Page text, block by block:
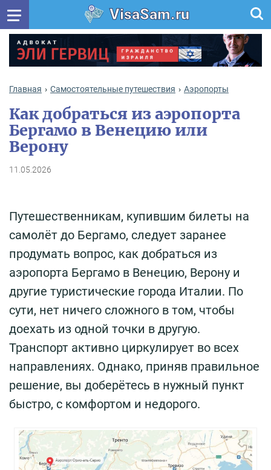
VisaSam.ru
Главная Самостоятельные путешествия Аэропорты
Как добраться из аэропорта
Бергамо в Венецию или
Верону
11.05.2026
Путешественникам, купившим билеты на
самолёт до Бергамо, следует заранее
продумать вопрос, как добраться из
аэропорта Бергамо в Венецию, Верону и
другие туристические города Италии. По
сути, нет ничего сложного в том, чтобы
доехать из одной точки в другую.
Транспорт активно циркулирует во всех
направлениях. Однако, приняв правильное
решение, вы доберётесь в нужный пункт
быстро, с комфортом и недорого.